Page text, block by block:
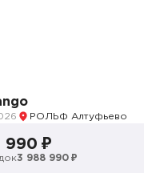
РОЛЬФ Алтуфьево
990 ₽
3 988 990 ₽